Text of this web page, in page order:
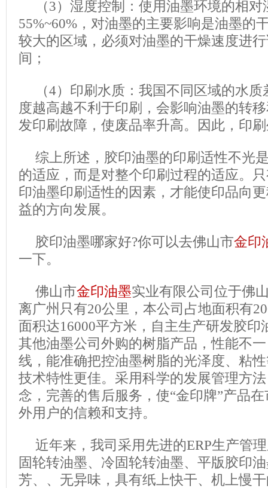
（3）湿度控制：使用油墨环境的相
55%~60%，对油墨的主要影响是油墨的
较大的区域，必须对油墨的干燥速度进
间；
（4）印刷水质：我国不同区域的水
度越高越不利于印刷，会影响油墨的转
发印刷故障，使废品率升高。因此，印
综上所述，胶印油墨的印刷适性不光
的适应，而是对整个印刷过程的适应。
印油墨印刷适性的因素，才能使印品向
益的方向发展。
胶印油墨哪家好?你可以去佛山市金印
一下。
佛山市金印油墨实业有限公司位于佛
离广州只有20公里，本公司占地面积有
面积达16000平方米，自主生产研发胶印
其他油墨公司外购的树脂产品，性能不
线，能准确把控油墨树脂的光泽度、粘
技术特性更佳。采用科学的发展管理方
念，完善的售后服务，使“金印牌”产品
外用户的信赖和支持。
近年来，我司采用先进的ERP生产管
固轮转油墨、冷固轮转油墨、平版胶印
芳、、无异味，具有纸上快干、机上慢